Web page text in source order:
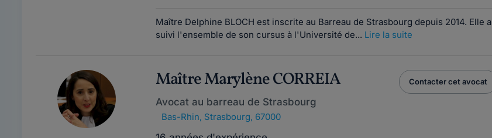
Maître Delphine BLOCH est inscrite au Barreau de Strasbourg depuis 2014. Elle a
suivi l'ensemble de son cursus à l'Université de... Lire la suite
Maître Marylène CORREIA
Avocat au barreau de Strasbourg
Bas-Rhin, Strasbourg, 67000
Contacter cet avocat